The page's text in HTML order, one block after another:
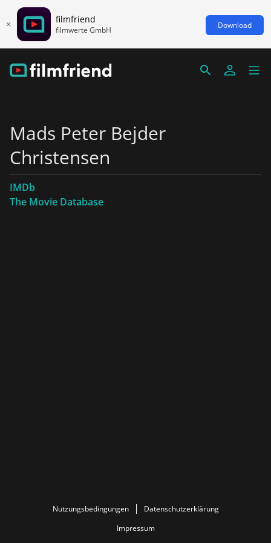
filmfriend
filmwerte GmbH Download
Mads Peter Bejder
Christensen
IMDb
The Movie Database
Nutzungsbedingungen
Datenschutzerklärung
Impressum